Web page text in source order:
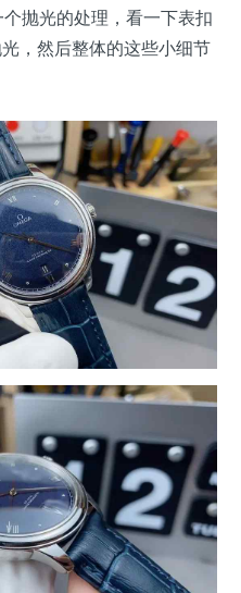
抛光的处理，看一下表扣
，然后整体的这些小细节